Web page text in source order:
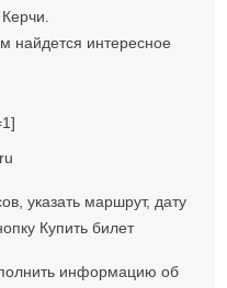
найдется интересное
указать маршрут, дату
Купить билет
информацию об